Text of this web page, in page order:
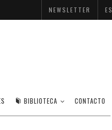
NEWSLETTER ES
BIBLIOTECA CONTACTO